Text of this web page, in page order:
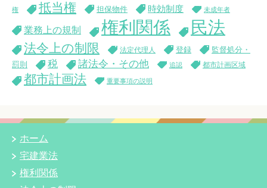
権 抵当権 担保物件 時効制度 未成年者
業務上の規制 権利関係 民法
法令上の制限 法定代理人 登録
監督処分・
罰則
税 諸法令・その他 追認 都市計画区域
都市計画法 重要事項の説明
ホーム
宅建業法
権利関係